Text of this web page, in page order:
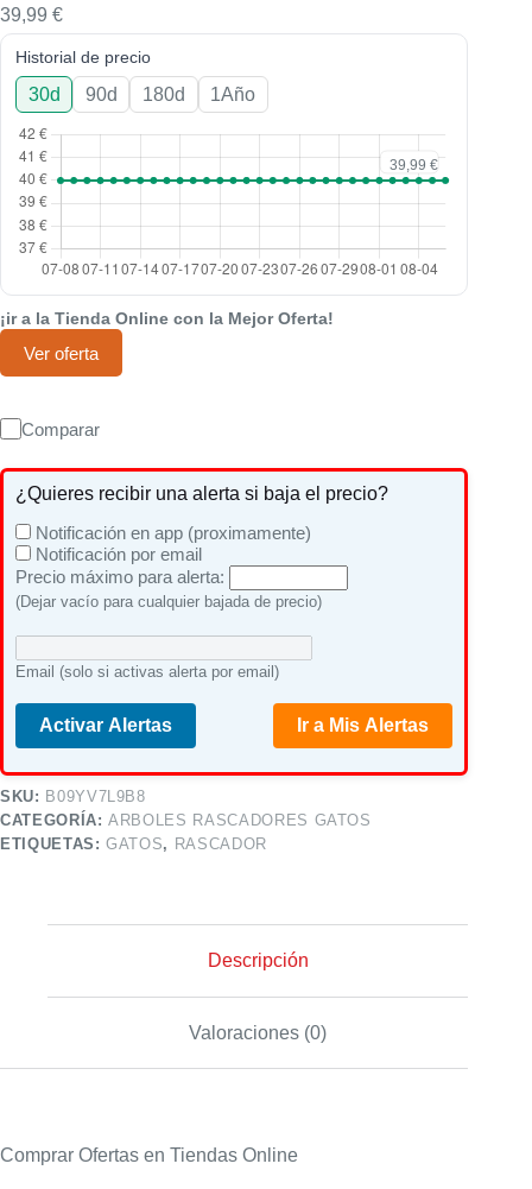
39,99 €
Historial de precio
30d 90d 180d 1Año
¡ir a la Tienda Online con la Mejor Oferta!
Ver oferta
Comparar
¿Quieres recibir una alerta si baja el precio?
Notificación en app (proximamente)
Notificación por email
Precio máximo para alerta:
(Dejar vacío para cualquier bajada de precio)
Email (solo si activas alerta por email)
Activar Alertas Ir a Mis Alertas
SKU: B09YV7L9B8
CATEGORÍA:ARBOLES RASCADORES GATOS
ETIQUETAS:GATOS, RASCADOR
Descripción
Valoraciones (0)
Comprar Ofertas en Tiendas Online